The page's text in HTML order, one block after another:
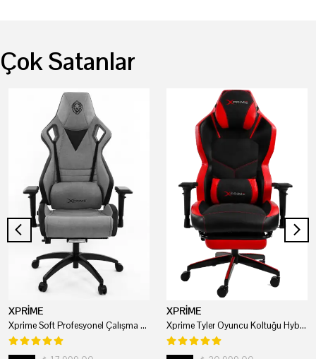
Çok Satanlar
XPRİME
Xprime Soft Profesyonel Çalışma Ve Oyuncu Koltuğu
XPRİME
Xprime Tyler Oyuncu Koltuğu Hybrid Kumaş Kırmızı